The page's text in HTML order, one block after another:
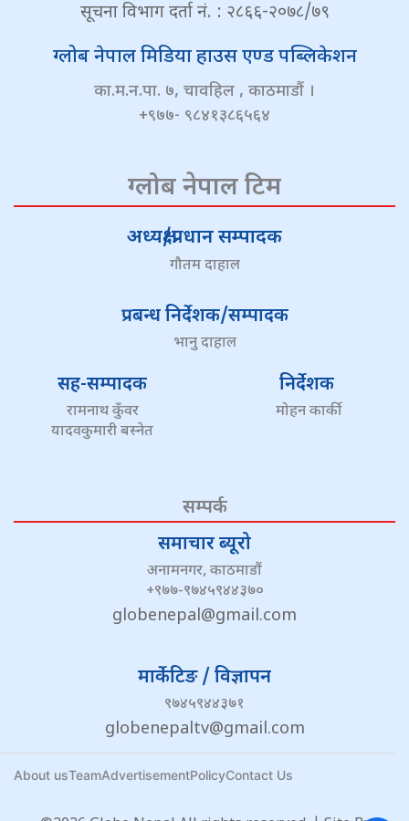
सूचना विभाग दर्ता नं. : २८६६-२०७८/७९
ग्लोब नेपाल मिडिया हाउस एण्ड पब्लिकेशन
का.म.न.पा. ७, चावहिल , काठमाडौं ।
+९७७- ९८४१३८६५६४
ग्लोब नेपाल टिम
अध्यक्ष/प्रधान सम्पादक
गौतम दाहाल
प्रबन्ध निर्देशक/सम्पादक
भानु दाहाल
सह-सम्पादक
रामनाथ कुँवर
यादवकुमारी बस्नेत
निर्देशक
मोहन कार्की
सम्पर्क
समाचार ब्यूरो
अनामनगर, काठमाडौं
+९७७-९७४५९४४३७०
globenepal@gmail.com
मार्केटिङ / विज्ञापन
९७४५९४४३७१
globenepaltv@gmail.com
About usTeamAdvertisementPolicyContact Us